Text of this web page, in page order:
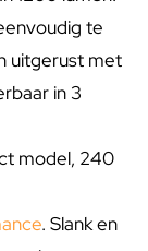
te
uitgerust met
in 3
model, 240
. Slank en